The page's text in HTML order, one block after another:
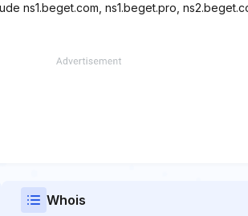
ns1.beget.com, ns1.beget.pro,
Whois